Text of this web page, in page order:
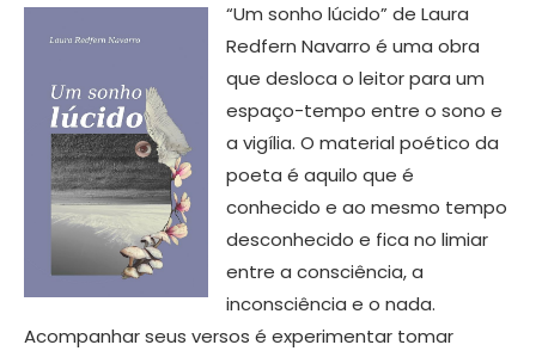
“Um sonho lúcido” de Laura
Redfern Navarro é uma obra
que desloca o leitor para um
espaço-tempo entre o sono e
a vigília. O material poético da
poeta é aquilo que é
conhecido e ao mesmo tempo
desconhecido e fica no limiar
entre a consciência, a
inconsciência e o nada.
Acompanhar seus versos é experimentar tomar